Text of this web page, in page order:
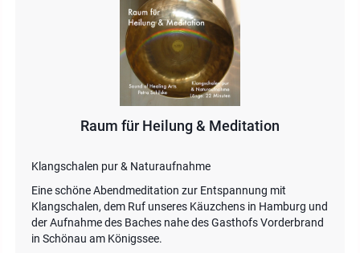
Raum für Heilung & Meditation
Klangschalen pur & Naturaufnahme
Eine schöne Abendmeditation zur Entspannung mit
Klangschalen, dem Ruf unseres Käuzchens in Hamburg und
der Aufnahme des Baches nahe des Gasthofs Vorderbrand
in Schönau am Königssee.